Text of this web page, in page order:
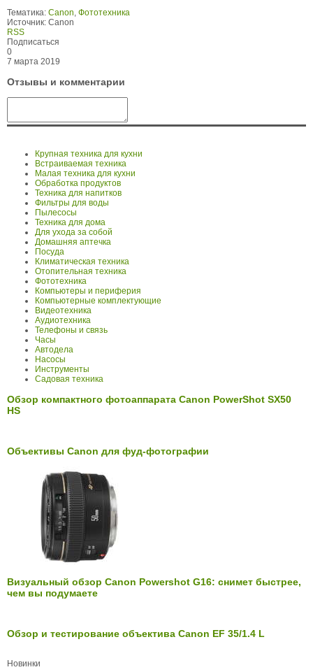
Тематика: Canon, Фототехника
Источник: Canon
RSS
Подписаться
0
7 марта 2019
Отзывы и комментарии
Крупная техника для кухни
Встраиваемая техника
Малая техника для кухни
Обработка продуктов
Техника для напитков
Фильтры для воды
Пылесосы
Техника для дома
Для ухода за собой
Домашняя аптечка
Посуда
Климатическая техника
Отопительная техника
Фототехника
Компьютеры и периферия
Компьютерные комплектующие
Видеотехника
Аудиотехника
Телефоны и связь
Часы
Автодела
Насосы
Инструменты
Садовая техника
Обзор компактного фотоаппарата Canon PowerShot SX50
HS
Объективы Canon для фуд-фотографии
Визуальный обзор Canon Powershot G16: снимет быстрее,
чем вы подумаете
Обзор и тестирование объектива Canon EF 35/1.4 L
Новинки